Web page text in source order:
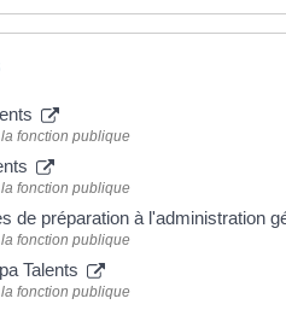
fonction publique
fonction publique
de préparation à l'administration
fonction publique
Talents
fonction publique